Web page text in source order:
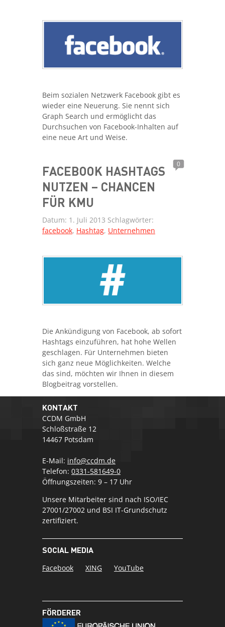
Beim sozialen Netzwerk Facebook gibt es
wieder eine Neuerung. Sie nennt sich
Graph Search und ermöglicht das
Durchsuchen von Facebook-Inhalten auf
eine neue Art und Weise.
FACEBOOK HASHTAGS
NUTZEN – CHANCEN
FÜR KMU
0
Datum: 1. Juli 2013 Schlagwörter:
facebook, Hashtag, Unternehmen
Die Ankündigung von Facebook, ab sofort
Hashtags einzuführen, hat hohe Wellen
geschlagen. Für Unternehmen bieten
sich ganz neue Möglichkeiten. Welche
das sind, möchten wir Ihnen in diesem
Blogbeitrag vorstellen.
KONTAKT
CCDM GmbH
Schloßstraße 12
14467 Potsdam
E-Mail: info@ccdm.de
Telefon: 0331-581649-0
Öffnungszeiten: 9 – 17 Uhr
Unsere Mitarbeiter sind nach ISO/IEC
27001/27002 und BSI IT-Grundschutz
zertifiziert.
SOCIAL MEDIA
Facebook
XING YouTube
FÖRDERER